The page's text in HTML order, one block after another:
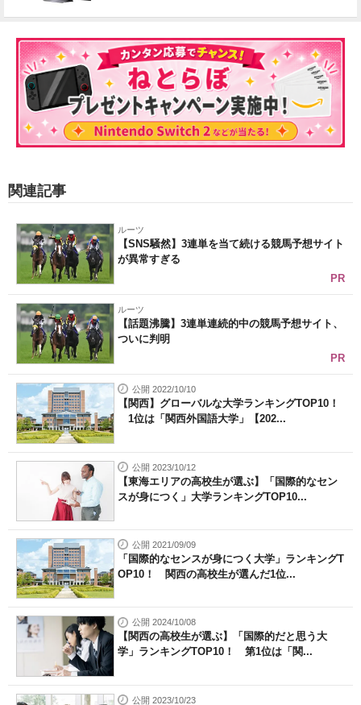
関連記事
ルーツ
【SNS騒然】3連単を当て続ける競馬予想サイト
が異常すぎる
PR
ルーツ
【話題沸騰】3連単連続的中の競馬予想サイト、
ついに判明
PR
公開 2022/10/10
【関西】グローバルな大学ランキングTOP10！
1位は「関西外国語大学」【202...
公開 2023/10/12
【東海エリアの高校生が選ぶ】「国際的なセン
スが身につく」大学ランキングTOP10...
公開 2021/09/09
「国際的なセンスが身につく大学」ランキングT
OP10！ 関西の高校生が選んだ1位...
公開 2024/10/08
【関西の高校生が選ぶ】「国際的だと思う大
学」ランキングTOP10！ 第1位は「関...
公開 2023/10/23